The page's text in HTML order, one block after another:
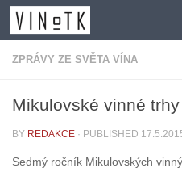
Skip to content
ZPRÁVY ZE SVĚTA VÍNA
Mikulovské vinné
BY REDAKCE · PUBLISHED
Sedmý ročník Mikulovských